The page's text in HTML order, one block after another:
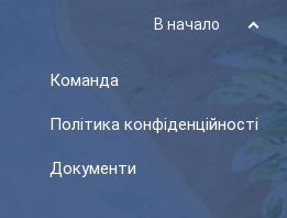
В начало
Команда
Політика конфіденційності
Документи